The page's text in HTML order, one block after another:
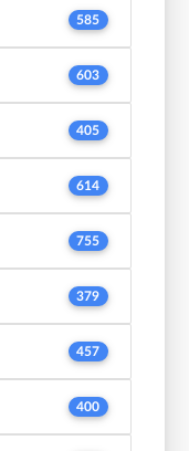
585
603
405
614
755
379
457
400